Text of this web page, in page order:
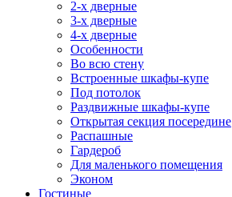
2-х дверные
3-х дверные
4-х дверные
Особенности
Во всю стену
Встроенные шкафы-купе
Под потолок
Раздвижные шкафы-купе
Открытая секция посередине
Распашные
Гардероб
Для маленького помещения
Эконом
Гостиные